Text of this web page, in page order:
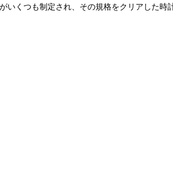
いくつも制定され、その規格をクリアした時